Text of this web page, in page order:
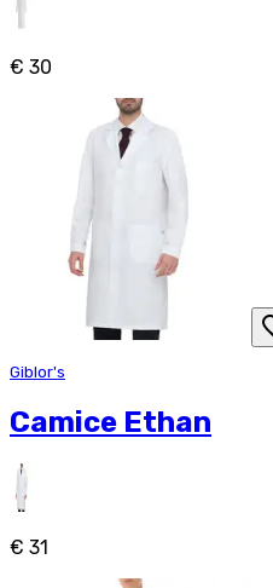
€ 30
Giblor's
Camice Ethan
€ 31